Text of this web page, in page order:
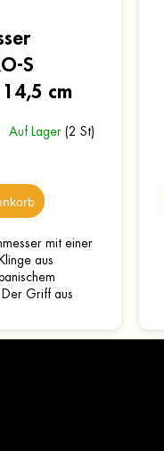
S
cm
Auf Lager (2 St)
mit einer
aus
Der Griff aus
sich...